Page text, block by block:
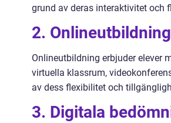
grund av deras interaktivitet och
2.
Onlineutbildning erbjuder elever
virtuella klassrum,
av dess flexibilitet och
3. Digitala